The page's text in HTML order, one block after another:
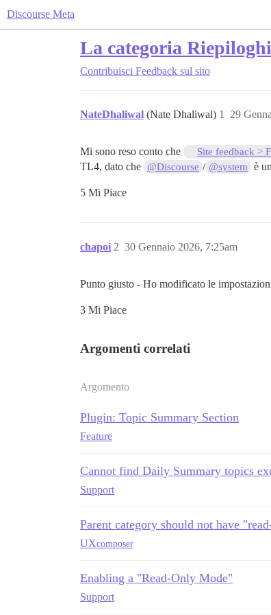
Discourse Meta
La categoria
Contribuisci Feedback sul sito
NateDhaliwal (Nate Dhaliwal) 29
1
Mi sono reso conto che Site feedback >
TL4, dato che @Discourse / @system è
5 Mi Piace
chapoi 30 Gennaio 2026, 7:25am
2
Punto giusto - Ho modificato le
3 Mi Piace
Argomenti correlati
Argomento
Plugin: Topic Summary Section
Feature
Cannot find Daily Summary topics
Support
Parent category should not have
UXcomposer
Enabling a "Read-Only Mode"
Support